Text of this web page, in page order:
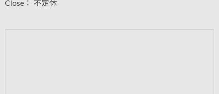
Close： 不定休